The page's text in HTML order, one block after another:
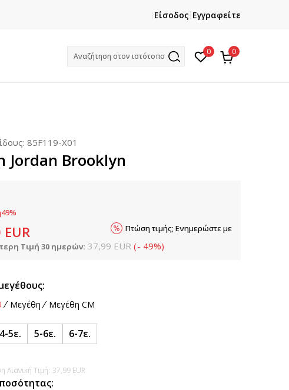
Και κερδίστε -10% με την πρώτη σας αγορά!
Είσοδος Εγγραφείτε
Αναζήτηση στον ιστότοπο 0 0
85F119-X01
Jordan Brooklyn
49%
EUR
Τιμή 30 ημερών: 37,99 EUR (- 49%)
Πτώση τιμής; Ενημερώστε με
Μεγέθη Μεγέθη CM
4-5ε. 5-6ε. 6-7ε.
Λιανική Τιμή: 37,99 EUR